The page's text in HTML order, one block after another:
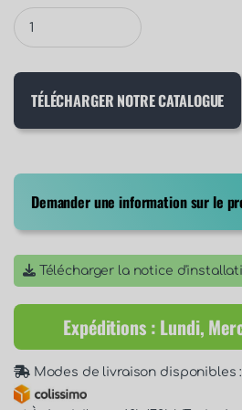
TÉLÉCHARGER NOTRE CATALOGUE
Demander une information sur le
Télécharger la notice
Expéditions : Lundi,
Modes de livraison disponibles :